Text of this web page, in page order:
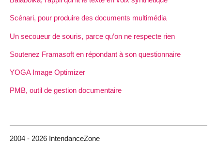
Scénari, pour produire des documents multimédia
Un secoueur de souris, parce qu’on ne respecte rien
Soutenez Framasoft en répondant à son questionnaire
YOGA Image Optimizer
PMB, outil de gestion documentaire
2004 - 2026 IntendanceZone